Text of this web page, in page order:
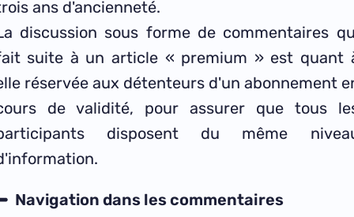
ans d'ancienneté.
discussion sous forme de commentaires
suite à un article « premium » est quant
réservée aux détenteurs d'un abonnement
de validité, pour assurer que tous
disposent du même
Navigation dans les commentaires